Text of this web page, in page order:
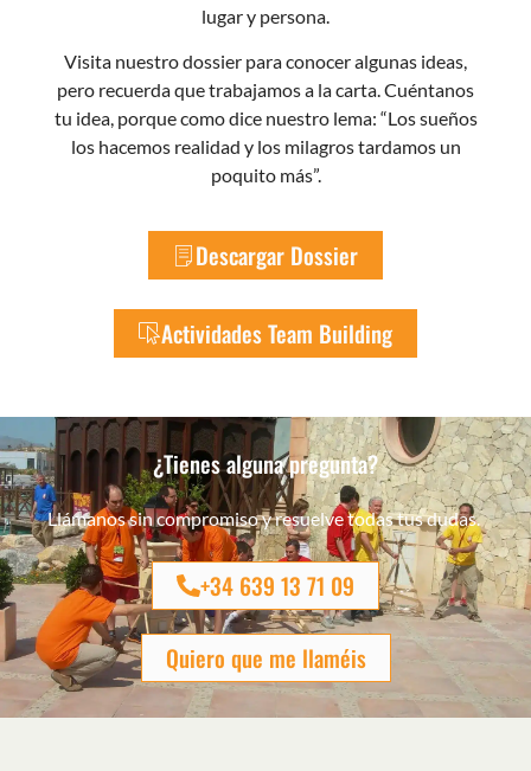
lugar y persona.
Visita nuestro dossier para conocer algunas ideas,
pero recuerda que trabajamos a la carta. Cuéntanos
tu idea, porque como dice nuestro lema: “Los sueños
los hacemos realidad y los milagros tardamos un
poquito más”.
Descargar Dossier
Actividades Team Building
¿Tienes alguna pregunta?
Llámanos sin compromiso y resuelve todas tus dudas.
+34 639 13 71 09
Quiero que me llaméis